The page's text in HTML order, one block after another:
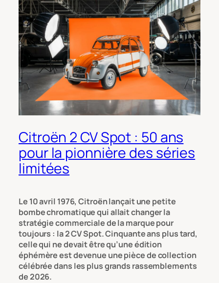
Citroën 2 CV Spot : 50 ans
pour la pionnière des séries
limitées
Le 10 avril 1976, Citroën lançait une petite
bombe chromatique qui allait changer la
stratégie commerciale de la marque pour
toujours : la 2 CV Spot. Cinquante ans plus tard,
celle qui ne devait être qu’une édition
éphémère est devenue une pièce de collection
célébrée dans les plus grands rassemblements
de 2026.